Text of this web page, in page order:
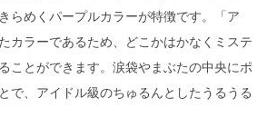
らめくパープルカラーが特徴です。「ア
カラーであるため、どこかはかなくミステ
ことができます。涙袋やまぶたの中央にポ
で、アイドル級のちゅるんとしたうるうる